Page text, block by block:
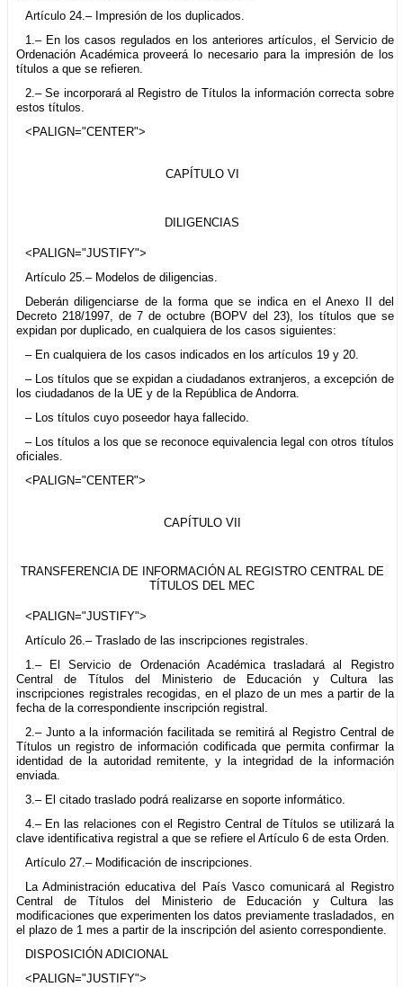
Artículo 24.– Impresión de los duplicados.
1.– En los casos regulados en los anteriores artículos, el Servicio de
Ordenación Académica proveerá lo necesario para la impresión de los
títulos a que se refieren.
2.– Se incorporará al Registro de Títulos la información correcta sobre
estos títulos.
<PALIGN="CENTER">
CAPÍTULO VI
DILIGENCIAS
<PALIGN="JUSTIFY">
Artículo 25.– Modelos de diligencias.
Deberán diligenciarse de la forma que se indica en el Anexo II del
Decreto 218/1997, de 7 de octubre (BOPV del 23), los títulos que se
expidan por duplicado, en cualquiera de los casos siguientes:
– En cualquiera de los casos indicados en los artículos 19 y 20.
– Los títulos que se expidan a ciudadanos extranjeros, a excepción de
los ciudadanos de la UE y de la República de Andorra.
– Los títulos cuyo poseedor haya fallecido.
– Los títulos a los que se reconoce equivalencia legal con otros títulos
oficiales.
<PALIGN="CENTER">
CAPÍTULO VII
TRANSFERENCIA DE INFORMACIÓN AL REGISTRO CENTRAL DE
TÍTULOS DEL MEC
<PALIGN="JUSTIFY">
Artículo 26.– Traslado de las inscripciones registrales.
1.– El Servicio de Ordenación Académica trasladará al Registro
Central de Títulos del Ministerio de Educación y Cultura las
inscripciones registrales recogidas, en el plazo de un mes a partir de la
fecha de la correspondiente inscripción registral.
2.– Junto a la información facilitada se remitirá al Registro Central de
Títulos un registro de información codificada que permita confirmar la
identidad de la autoridad remitente, y la integridad de la información
enviada.
3.– El citado traslado podrá realizarse en soporte informático.
4.– En las relaciones con el Registro Central de Títulos se utilizará la
clave identificativa registral a que se refiere el Artículo 6 de esta Orden.
Artículo 27.– Modificación de inscripciones.
La Administración educativa del País Vasco comunicará al Registro
Central de Títulos del Ministerio de Educación y Cultura las
modificaciones que experimenten los datos previamente trasladados, en
el plazo de 1 mes a partir de la inscripción del asiento correspondiente.
DISPOSICIÓN ADICIONAL
<PALIGN="JUSTIFY">